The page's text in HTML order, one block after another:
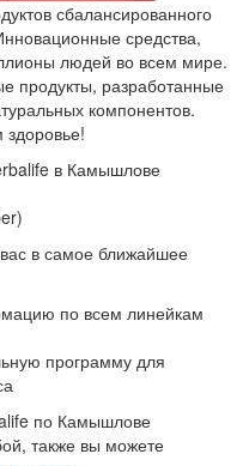
сбалансированного
средства,
людей во всем мире.
продукты, разработанные
компонентов.
здоровье!
в Камышлове
в самое ближайшее
по всем линейкам
программу для
по Камышлове
также вы можете